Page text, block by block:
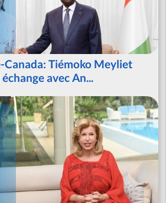
Tiémoko Meyliet
avec An...